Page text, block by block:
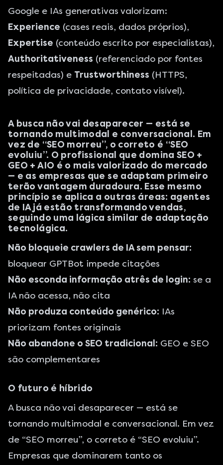
Google e IAs generativas valorizam:
Experience (cases reais, dados próprios),
Expertise (conteúdo escrito por especialistas),
Authoritativeness (referenciado por fontes
respeitadas) e Trustworthiness (HTTPS,
política de privacidade, contato visível).
A busca não vai desaparecer — está se
tornando multimodal e conversacional. Em
vez de “SEO morreu”, o correto é “SEO
evoluiu”. O profissional que domina SEO +
GEO + AIO é o mais valorizado do mercado
— e as empresas que se adaptam primeiro
terão vantagem duradoura. Esse mesmo
princípio se aplica a outras áreas: agentes
de IA já estão transformando vendas,
seguindo uma lágica similar de adaptação
tecnolágica.
Não bloqueie crawlers de IA sem pensar:
bloquear GPTBot impede citações
Não esconda informação atrês de login: se a
IA não acessa, não cita
Não produza conteúdo genérico: IAs
priorizam fontes originais
Não abandone o SEO tradicional: GEO e SEO
são complementares
O futuro é híbrido
A busca não vai desaparecer — está se
tornando multimodal e conversacional. Em vez
de “SEO morreu”, o correto é “SEO evoluiu”.
Empresas que dominarem tanto os